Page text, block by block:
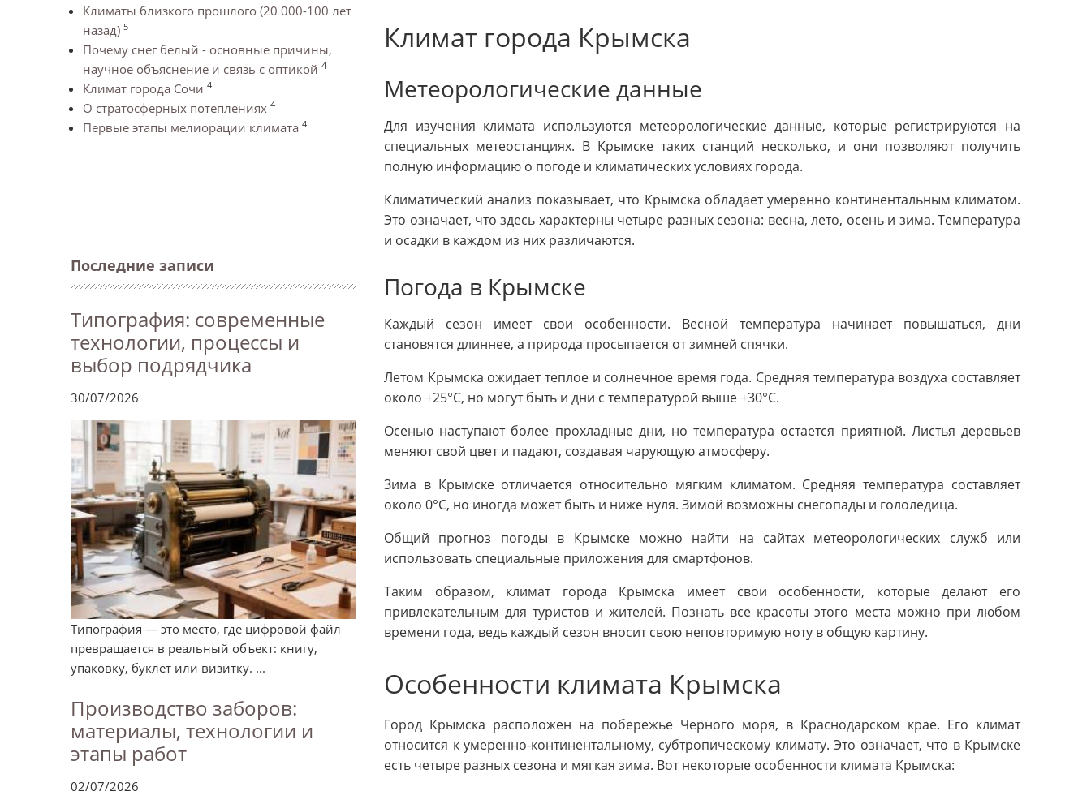
Климаты близкого прошлого (20 000-100 лет
назад) 5
Почему снег белый - основные причины,
научное объяснение и связь с оптикой 4
Климат города Сочи 4
О стратосферных потеплениях 4
Первые этапы мелиорации климата 4
Последние записи
Типография: современные
технологии, процессы и
выбор подрядчика
30/07/2026
Типография — это место, где цифровой файл
превращается в реальный объект: книгу,
упаковку, буклет или визитку. ...
Производство заборов:
материалы, технологии и
этапы работ
02/07/2026
Климат города Крымска
Метеорологические данные
Для изучения климата используются метеорологические данные, которые регистрируются на
специальных метеостанциях. В Крымске таких станций несколько, и они позволяют получить
полную информацию о погоде и климатических условиях города.
Климатический анализ показывает, что Крымска обладает умеренно континентальным климатом.
Это означает, что здесь характерны четыре разных сезона: весна, лето, осень и зима. Температура
и осадки в каждом из них различаются.
Погода в Крымске
Каждый сезон имеет свои особенности. Весной температура начинает повышаться, дни
становятся длиннее, а природа просыпается от зимней спячки.
Летом Крымска ожидает теплое и солнечное время года. Средняя температура воздуха составляет
около +25°C, но могут быть и дни с температурой выше +30°C.
Осенью наступают более прохладные дни, но температура остается приятной. Листья деревьев
меняют свой цвет и падают, создавая чарующую атмосферу.
Зима в Крымске отличается относительно мягким климатом. Средняя температура составляет
около 0°C, но иногда может быть и ниже нуля. Зимой возможны снегопады и гололедица.
Общий прогноз погоды в Крымске можно найти на сайтах метеорологических служб или
использовать специальные приложения для смартфонов.
Таким образом, климат города Крымска имеет свои особенности, которые делают его
привлекательным для туристов и жителей. Познать все красоты этого места можно при любом
времени года, ведь каждый сезон вносит свою неповторимую ноту в общую картину.
Особенности климата Крымска
Город Крымска расположен на побережье Черного моря, в Краснодарском крае. Его климат
относится к умеренно-континентальному, субтропическому климату. Это означает, что в Крымске
есть четыре разных сезона и мягкая зима. Вот некоторые особенности климата Крымска: